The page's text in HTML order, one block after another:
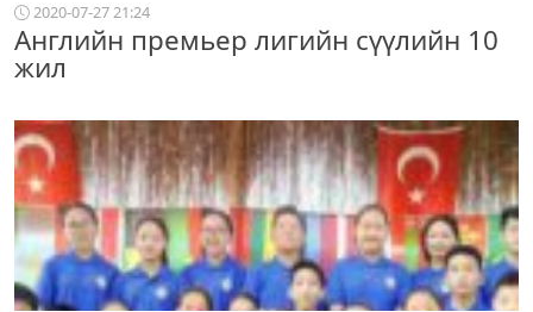
2020-07-27 21:24
Английн премьер лигийн сүүлийн 10
жил